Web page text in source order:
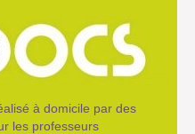
à domicile par des
les professeurs